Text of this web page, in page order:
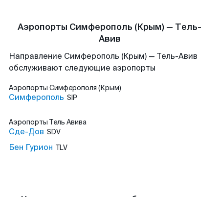
Аэропорты Симферополь (Крым) — Тель-
Авив
Направление Симферополь (Крым) — Тель-Авив
обслуживают следующие аэропорты
Аэропорты Симферополя (Крым)
Симферополь SIP
Аэропорты Тель Авива
Сде-Дов SDV
Бен Гурион TLV